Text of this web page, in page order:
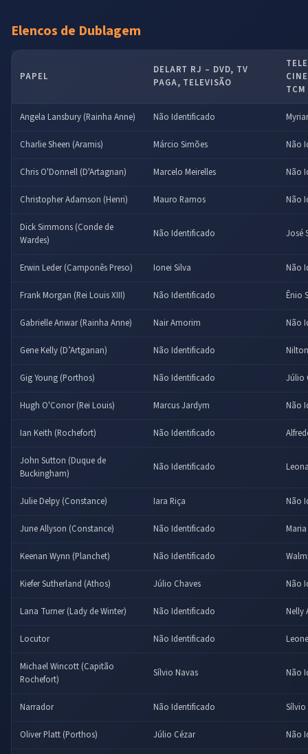
Elencos de Dublagem
PAPEL
DELART RJ – DVD, TV
PAGA, TELEVISÃO
TCM
Angela Lansbury (Rainha Anne) Não Identificado
Charlie Sheen (Aramis) Márcio Simões Não
Chris O'Donnell (D'Artagnan) Marcelo Meirelles Não
Christopher Adamson (Henri) Mauro Ramos Não
Dick Simmons (Conde de
Wardes)
Não Identificado José
Erwin Leder (Camponês Preso) Ionei Silva Não
Frank Morgan (Rei Louis XIII) Não Identificado Ênio
Gabrielle Anwar (Rainha Anne) Nair Amorim Não
Gene Kelly (D’Artganan) Não Identificado
Gig Young (Porthos) Não Identificado Júlio
Hugh O'Conor (Rei Louis) Marcus Jardym Não
Ian Keith (Rochefort) Não Identificado
John Sutton (Duque de
Buckingham)
Não Identificado
Julie Delpy (Constance) Iara Riça Não
June Allyson (Constance) Não Identificado
Keenan Wynn (Planchet) Não Identificado
Kiefer Sutherland (Athos) Júlio Chaves Não
Lana Turner (Lady de Winter) Não Identificado Nelly
Locutor Não Identificado
Michael Wincott (Capitão
Rochefort)
Sílvio Navas Não
Narrador Não Identificado Sílvio
Oliver Platt (Porthos) Júlio Cézar Não